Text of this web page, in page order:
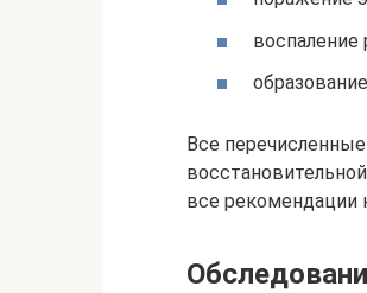
воспаление
Все
все рекомендации